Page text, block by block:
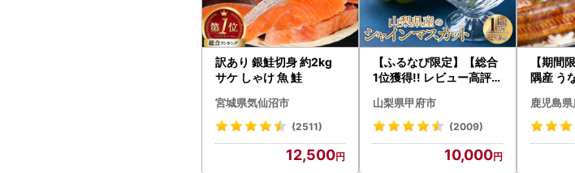
訳あり 銀鮭切身 約2kg
サケ しゃけ 魚 鮭
宮城県気仙沼市
(2511)
12,500
【ふるなび限定】【総合
1位獲得!! レビュー高評価
〉山梨県産 シャインマス
カット 2～3房（1.0kg以
N-Limited-SP
山梨県甲府市
(2009)
10,000
【期間
隅産 う
cp18 う
菜
鹿児島